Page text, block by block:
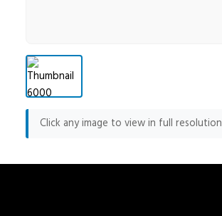
Click any image to view in full resolution